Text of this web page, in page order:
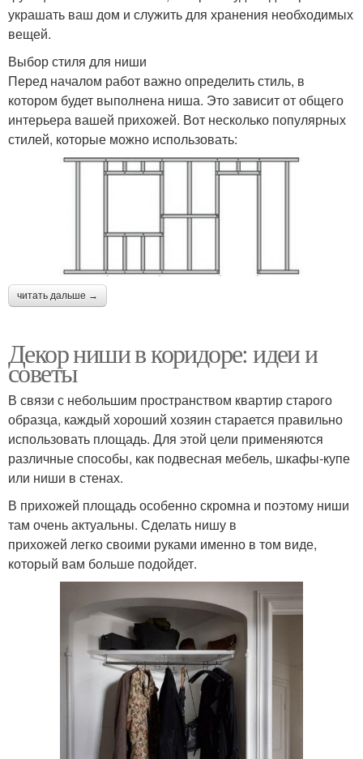
украшать ваш дом и служить для хранения необходимых
вещей.
Выбор стиля для ниши
Перед началом работ важно определить стиль, в
котором будет выполнена ниша. Это зависит от общего
интерьера вашей прихожей. Вот несколько популярных
стилей, которые можно использовать:
читать дальше →
Декор ниши в коридоре: идеи и
советы
В связи с небольшим пространством квартир старого
образца, каждый хороший хозяин старается правильно
использовать площадь. Для этой цели применяются
различные способы, как подвесная мебель, шкафы-купе
или ниши в стенах.
В прихожей площадь особенно скромна и поэтому ниши
там очень актуальны. Сделать нишу в
прихожей легко своими руками именно в том виде,
который вам больше подойдет.